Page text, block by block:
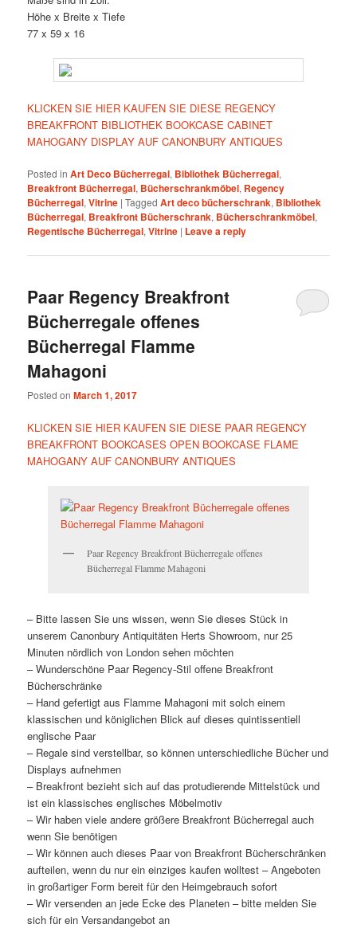
Höhe x Breite x Tiefe
77 x 59 x 16
KLICKEN SIE HIER KAUFEN SIE DIESE REGENCY
BREAKFRONT BIBLIOTHEK BOOKCASE CABINET
MAHOGANY DISPLAY AUF CANONBURY ANTIQUES
Posted in Art Deco Bücherregal, Bibliothek Bücherregal,
Breakfront Bücherregal, Bücherschrankmöbel, Regency
Bücherregal,Vitrine |Tagged Art deco bücherschrank, Bibliothek
Bücherregal, Breakfront Bücherschrank, Bücherschrankmöbel,
Regentische Bücherregal,Vitrine | Leave a reply
Paar Regency Breakfront
Bücherregale offenes
Bücherregal Flamme
Mahagoni
Posted onMarch 1, 2017
KLICKEN SIE HIER KAUFEN SIE DIESE PAAR REGENCY
BREAKFRONT BOOKCASES OPEN BOOKCASE FLAME
MAHOGANY AUF CANONBURY ANTIQUES
Paar Regency Breakfront Bücherregale offenes
Bücherregal Flamme Mahagoni
– Bitte lassen Sie uns wissen, wenn Sie dieses Stück in
unserem Canonbury Antiquitäten Herts Showroom, nur 25
Minuten nördlich von London sehen möchten
– Wunderschöne Paar Regency-Stil offene Breakfront
Bücherschränke
– Hand gefertigt aus Flamme Mahagoni mit solch einem
klassischen und königlichen Blick auf dieses quintissentiell
englische Paar
– Regale sind verstellbar, so können unterschiedliche Bücher und
Displays aufnehmen
– Breakfront bezieht sich auf das protudierende Mittelstück und
ist ein klassisches englisches Möbelmotiv
– Wir haben viele andere größere Breakfront Bücherregal auch
wenn Sie benötigen
– Wir können auch dieses Paar von Breakfront Bücherschränken
aufteilen, wenn du nur ein einziges kaufen wolltest – Angeboten
in großartiger Form bereit für den Heimgebrauch sofort
– Wir versenden an jede Ecke des Planeten – bitte melden Sie
sich für ein Versandangebot an